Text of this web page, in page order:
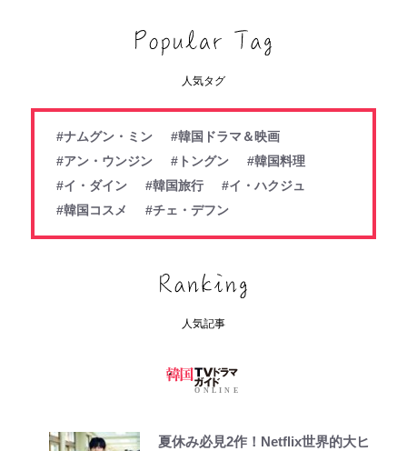
人気タグ
#ナムグン・ミン
#韓国ドラマ＆映画
#アン・ウンジン
#トングン
#韓国料理
#イ・ダイン
#韓国旅行
#イ・ハクジュ
#韓国コスメ
#チェ・デフン
人気記事
夏休み必見2作！Netflix世界的大ヒ